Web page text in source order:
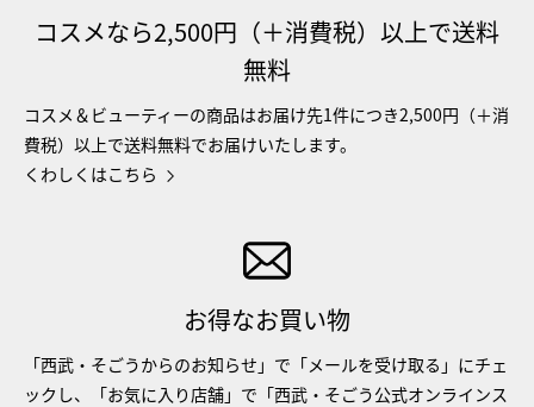
コスメなら2,500円（＋消費税）以上で送料
無料
コスメ＆ビューティーの商品はお届け先1件につき2,500円（＋消
費税）以上で送料無料でお届けいたします。
くわしくはこちら
お得なお買い物
「西武・そごうからのお知らせ」で「メールを受け取る」にチェ
ックし、「お気に入り店舗」で「西武・そごう公式オンラインス